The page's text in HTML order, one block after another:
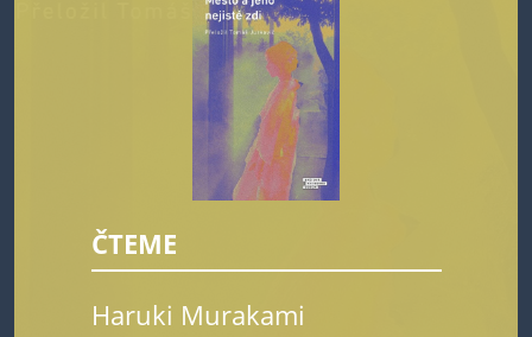
ČTEME
Haruki Murakami